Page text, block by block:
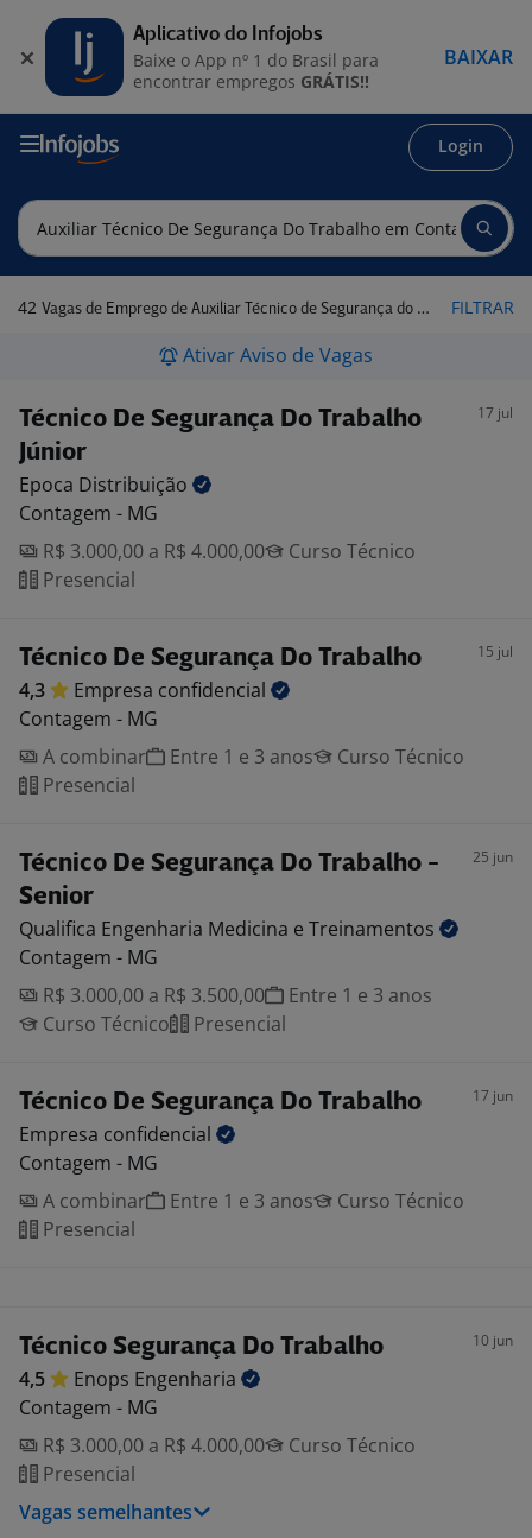
Login
42 Vagas de Emprego de Auxiliar Técnico de Segurança do Trabalho em Contagem - MG FILTRAR
Ativar Aviso de Vagas
Técnico De Segurança Do Trabalho
Júnior
17 jul
Epoca Distribuição
Contagem - MG
R$ 3.000,00 a R$ 4.000,00
Curso Técnico
Presencial
Técnico De Segurança Do Trabalho 15 jul
4,3 Empresa confidencial
Contagem - MG
A combinar
Entre 1 e 3 anos
Curso Técnico
Presencial
Técnico De Segurança Do Trabalho -
Senior
25 jun
Qualifica Engenharia Medicina e Treinamentos
Contagem - MG
R$ 3.000,00 a R$ 3.500,00
Entre 1 e 3 anos
Curso Técnico
Presencial
Técnico De Segurança Do Trabalho 17 jun
Empresa confidencial
Contagem - MG
A combinar
Entre 1 e 3 anos
Curso Técnico
Presencial
Técnico Segurança Do Trabalho 10 jun
4,5 Enops Engenharia
Contagem - MG
R$ 3.000,00 a R$ 4.000,00
Curso Técnico
Presencial
Vagas semelhantes
Aplicativo do Infojobs
Baixe o App nº 1 do Brasil para
encontrar empregos GRÁTIS!!
BAIXAR